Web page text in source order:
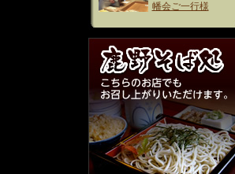
幡会ご一行様